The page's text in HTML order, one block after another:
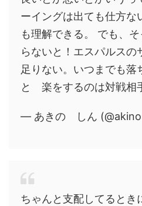
ーイングは出ても仕方な
も理解できる。 でも、
らないと！エスパルス
足りない。いつまでも落
と 楽をするのは対戦相
— あきの しん
ちゃんと支配してるとき